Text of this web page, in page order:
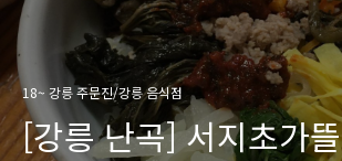
18~ 강릉 주문진/강릉 음식점
[강릉 난곡] 서지초가뜰